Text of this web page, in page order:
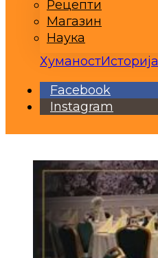
Рецепти
Магазин
Наука
ХуманостИсторија
Facebook
Instagram